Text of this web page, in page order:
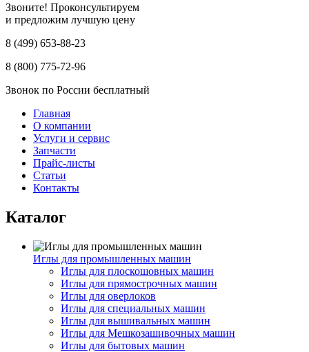
Звоните! Проконсультируем
и предложим лучшую цену
8 (499) 653-88-23
8 (800) 775-72-96
Звонок по России бесплатный
Главная
О компании
Услуги и сервис
Запчасти
Прайс-листы
Статьи
Контакты
Каталог
Иглы для промышленных машин
Иглы для плоскошовных машин
Иглы для прямострочных машин
Иглы для оверлоков
Иглы для специальных машин
Иглы для вышивальных машин
Иглы для Мешкозашивочных машин
Иглы для бытовых машин